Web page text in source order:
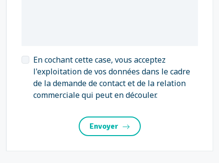
En cochant cette case, vous acceptez
l'exploitation de vos données dans le cadre
de la demande de contact et de la relation
commerciale qui peut en découler.
Envoyer